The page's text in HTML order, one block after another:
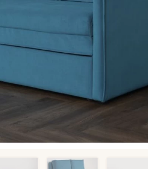
качалки
на ножках
мешки
подвесные